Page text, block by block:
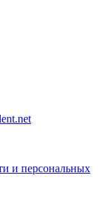
и персональных